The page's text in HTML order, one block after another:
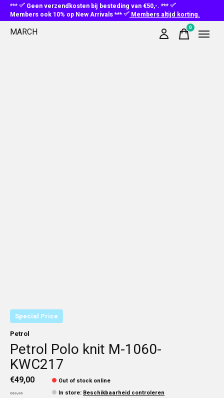
***
Geen verzendkosten bij besteding van €50,-. ***
Members ook 10% op New Arrivals ***
Members altijd korting.
MARCH 0items
Special Price
Petrol
Petrol Polo knit M-1060-
KWC217
€49,00
€69,95
Out of stock online
In store: Beschikbaarheid controleren